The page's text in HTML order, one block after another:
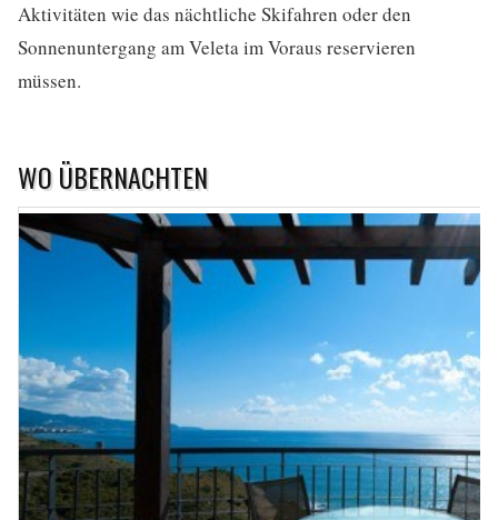
Aktivitäten wie das nächtliche Skifahren oder den
Sonnenuntergang am Veleta im Voraus reservieren
müssen.
WO ÜBERNACHTEN